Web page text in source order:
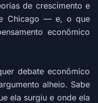
de crescimento e
Chicago — e, o que
econômico
debate econômico
alheio. Sabe
ela surgiu e onde ela